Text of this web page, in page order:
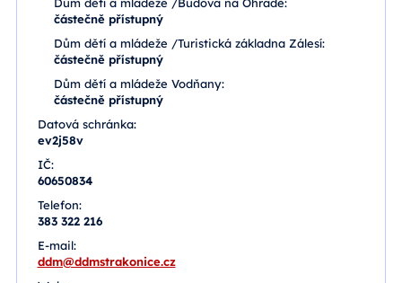
částečně přístupný
Dům dětí a mládeže /Turistická základna Zálesí:
částečně přístupný
Dům dětí a mládeže Vodňany:
částečně přístupný
Datová schránka:
ev2j58v
IČ:
60650834
Telefon:
383 322 216
E-mail:
ddm@ddmstrakonice.cz